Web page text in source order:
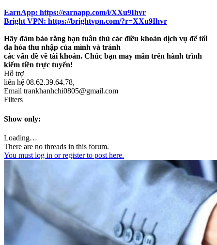
EarnApp: https://earnapp.com/i/XXu9Ihvr
Bright VPN: https://brightvpn.com/?r=XXu9Ihvr
Hãy đảm bảo rằng bạn tuân thủ các điều khoản dịch vụ để tối
đa hóa thu nhập của mình và tránh
các vấn đề về tài khoản. Chúc bạn may mắn trên hành trình
kiếm tiền trực tuyến!
Hỗ trợ
liên hệ 08.62.39.64.78,
Email trankhanhchi0805@gmail.com
Filters
Show only:
Loading…
There are no threads in this forum.
You must log in or register to post here.